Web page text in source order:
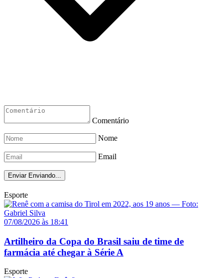
Comentário
Nome
Email
Enviar Enviando...
Esporte
07/08/2026 às 18:41
Artilheiro da Copa do Brasil saiu de time de
farmácia até chegar à Série A
Esporte